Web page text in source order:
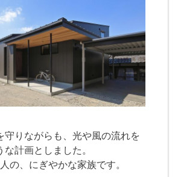
守りながらも、光や風の流れを
計画としました。
の、にぎやかな家族です。